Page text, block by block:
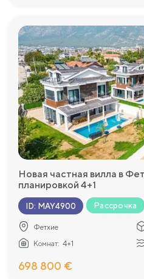
Новая частная вилла в
планировкой 4+1
ID: MAY4900 Рассрочка
Фетхие
Комнат: 4+1
698 800 €